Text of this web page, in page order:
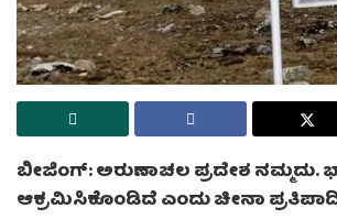
ಬೀಜಿಂಗ್: ಅರುಣಾಚಲ ಪ್ರದೇಶ ನಮ್ಮದು.
ಆಕ್ರಮಿಸಿಕೊಂಡಿದೆ ಎಂದು ಚೀನಾ